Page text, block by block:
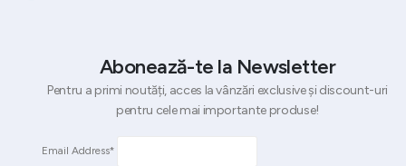
Abonează-te la Newsletter
Pentru a primi noutăți, acces la vânzări exclusive și discount-uri
pentru cele mai importante produse!
Email Address*